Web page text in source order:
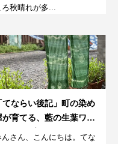
ろ秋晴れが多...
てならい後記」町の染め
が育てる、藍の生葉ワー
ショップ。9月
んさん、こんにちは。てな